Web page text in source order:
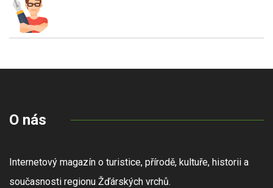
O nás
Internetový magazín o turistice, přírodě, kultuře, historii a
současnosti regionu Žďárských vrchů.